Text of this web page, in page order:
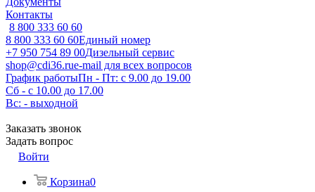
Контакты
8 800 333 60 60
8 800 333 60 60Единый номер
+7 950 754 89 00Дизельный сервис
shop@cdi36.rue-mail для всех вопросов
График работыПн - Пт: с 9.00 до 19.00
Сб - с 10.00 до 17.00
Вс: - выходной
Заказать звонок
Задать вопрос
Войти
Корзина0